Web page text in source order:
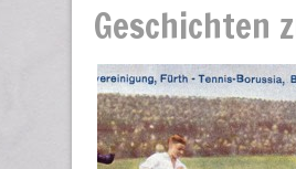
Geschichten